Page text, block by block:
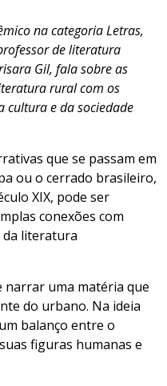
na categoria Letras,
de literatura
Gil, fala sobre as
rural com os
cultura e da sociedade
que se passam em
ou o cerrado brasileiro,
XIX, pode ser
conexões com
da literatura
narrar uma matéria que
do urbano. Na ideia
balanço entre o
figuras humanas e